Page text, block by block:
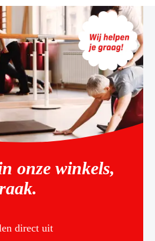
onze winkels,
direct uit